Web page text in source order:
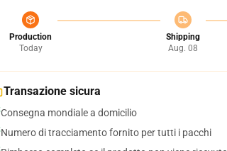
Production
Today
Shipping
Aug. 08
Transazione sicura
Consegna mondiale a domicilio
Numero di tracciamento fornito per tutti i pacchi